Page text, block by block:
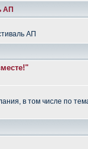
АП
АП
в том числе по